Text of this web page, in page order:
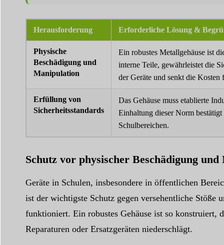
Herausforderung Erforderliche Lösung &
Physische
Beschädigung und
Manipulation
Ein robustes Metallgehäuse ist
interne Teile, gewährleistet die
der Geräte und senkt die Kosten
Erfüllung von
Sicherheitsstandards
Das Gehäuse muss etablierte
Einhaltung dieser Norm
Schulbereichen.
Schutz vor physischer Beschädigung
Geräte in Schulen, insbesondere in öffentlichen
ist der wichtigste Schutz gegen versehentliche Stöße
funktioniert. Ein robustes Gehäuse ist so konstruiert,
Reparaturen oder Ersatzgeräten niederschlägt.